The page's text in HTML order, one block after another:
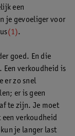
een
je gevoeliger voor
(1).
goed. En die
Een verkoudheid is
er zo snel
er is geen
te zijn. Je moet
verkoudheid
je langer last